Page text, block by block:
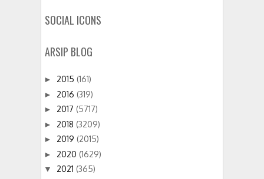
SOCIAL ICONS
ARSIP BLOG
► 2015 (161)
► 2016 (319)
► 2017 (5717)
► 2018 (3209)
► 2019 (2015)
► 2020 (1629)
▼ 2021 (365)